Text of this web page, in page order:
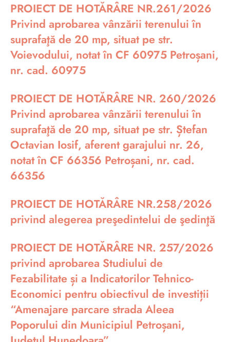
PROIECT DE HOTĂRÂRE NR.261/2026
Privind aprobarea vânzării terenului în
suprafaţă de 20 mp, situat pe str.
Voievodului, notat în CF 60975 Petroșani,
nr. cad. 60975
PROIECT DE HOTĂRÂRE NR. 260/2026
Privind aprobarea vânzării terenului în
suprafaţă de 20 mp, situat pe str. Ștefan
Octavian Iosif, aferent garajului nr. 26,
notat în CF 66356 Petroșani, nr. cad.
66356
PROIECT DE HOTĂRÂRE NR.258/2026
privind alegerea preşedintelui de şedinţă
PROIECT DE HOTĂRÂRE NR. 257/2026
privind aprobarea Studiului de
Fezabilitate și a Indicatorilor Tehnico-
Economici pentru obiectivul de investiții
“Amenajare parcare strada Aleea
Poporului din Municipiul Petroșani,